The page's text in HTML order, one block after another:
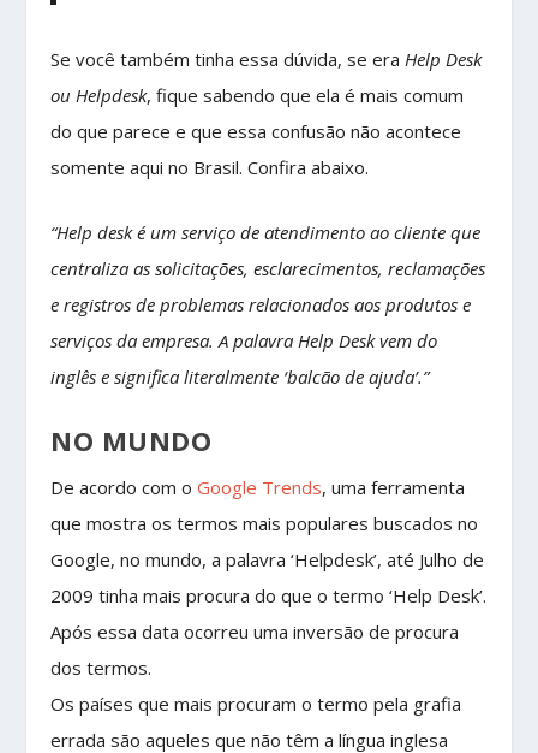
Se você também tinha essa dúvida, se era Help Desk
ou Helpdesk, fique sabendo que ela é mais comum
do que parece e que essa confusão não acontece
somente aqui no Brasil. Confira abaixo.
“Help desk é um serviço de atendimento ao cliente que
centraliza as solicitações, esclarecimentos, reclamações
e registros de problemas relacionados aos produtos e
serviços da empresa. A palavra Help Desk vem do
inglês e significa literalmente ‘balcão de ajuda’.”
NO MUNDO
De acordo com oGoogle Trends, uma ferramenta
que mostra os termos mais populares buscados no
Google, no mundo, a palavra ‘Helpdesk’, até Julho de
2009 tinha mais procura do que o termo ‘Help Desk’.
Após essa data ocorreu uma inversão de procura
dos termos.
Os países que mais procuram o termo pela grafia
errada são aqueles que não têm a língua inglesa